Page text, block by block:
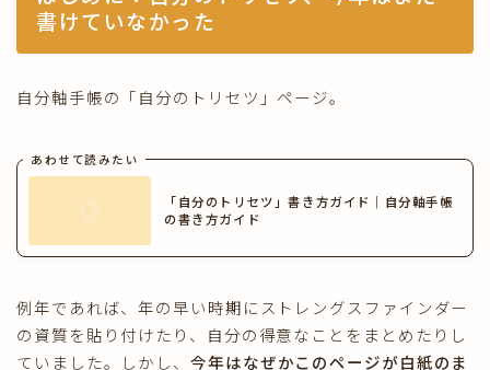
書けていなかった
自分軸手帳の「自分のトリセツ」ページ。
あわせて読みたい
「自分のトリセツ」書き方ガイド｜自分軸手帳
の書き方ガイド
例年であれば、年の早い時期にストレングスファインダー
の資質を貼り付けたり、自分の得意なことをまとめたりし
ていました。しかし、 今年はなぜかこのページが白紙のま